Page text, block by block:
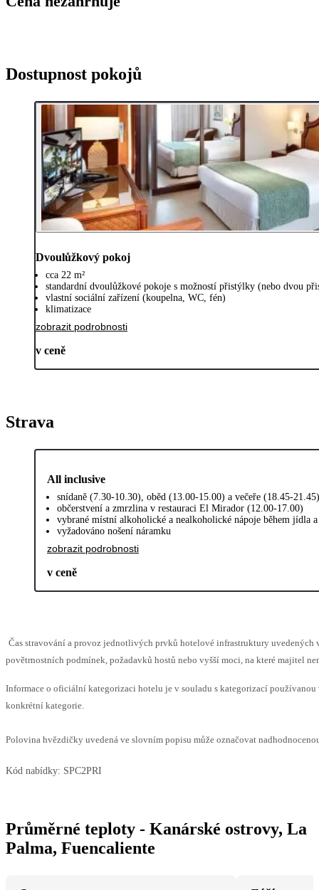
Dostupnost pokojů
Dvoulůžkový pokoj
cca 22 m²
standardní dvoulůžkové pokoje s možností přistýlky (nebo dvou
vlastní sociální zařízení (koupelna, WC, fén)
klimatizace
zobrazit podrobnosti
v ceně
Strava
All inclusive
snídaně (7.30-10.30), oběd (13.00-15.00) a večeře (18.45-
občerstvení a zmrzlina v restauraci El Mirador (12.00-17.00)
vybrané místní alkoholické a nealkoholické nápoje během jídla
vyžadováno nošení náramku
zobrazit podrobnosti
v ceně
Čas stravování a provoz jednotlivých prvků hotelové infrastruktury uvedených
povětrnostních podmínek, požadavků hostů nebo vyšší moci, na které majitel
Informace o oficiální kategorizaci hotelu je v souladu s kategorizací
konkrétní kategorie.
Polovina hvězdičky uvedená ve slovním popisu může označovat
Kód nabídky: SPC2PRI
Průměrné teploty - Kanárské ostrovy, La
Palma, Fuencaliente